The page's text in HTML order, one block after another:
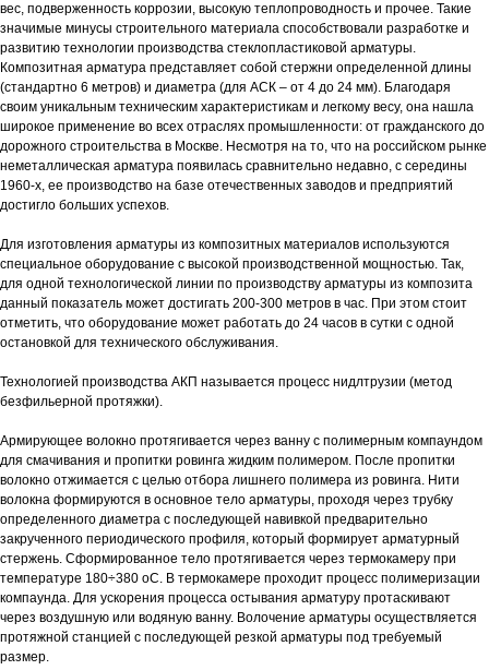
вес, подверженность коррозии, высокую теплопроводность и прочее. Такие
значимые минусы строительного материала способствовали разработке и
развитию технологии производства стеклопластиковой арматуры.
Композитная арматура представляет собой стержни определенной длины
(стандартно 6 метров) и диаметра (для АСК – от 4 до 24 мм). Благодаря
своим уникальным техническим характеристикам и легкому весу, она нашла
широкое применение во всех отраслях промышленности: от гражданского до
дорожного строительства в Москве. Несмотря на то, что на российском рынке
неметаллическая арматура появилась сравнительно недавно, с середины
1960-х, ее производство на базе отечественных заводов и предприятий
достигло больших успехов.
Для изготовления арматуры из композитных материалов используются
специальное оборудование с высокой производственной мощностью. Так,
для одной технологической линии по производству арматуры из композита
данный показатель может достигать 200-300 метров в час. При этом стоит
отметить, что оборудование может работать до 24 часов в сутки с одной
остановкой для технического обслуживания.
Технологией производства АКП называется процесс нидлтрузии (метод
безфильерной протяжки).
Армирующее волокно протягивается через ванну с полимерным компаундом
для смачивания и пропитки ровинга жидким полимером. После пропитки
волокно отжимается с целью отбора лишнего полимера из ровинга. Нити
волокна формируются в основное тело арматуры, проходя через трубку
определенного диаметра с последующей навивкой предварительно
закрученного периодического профиля, который формирует арматурный
стержень. Сформированное тело протягивается через термокамеру при
температуре 180÷380 оС. В термокамере проходит процесс полимеризации
компаунда. Для ускорения процесса остывания арматуру протаскивают
через воздушную или водяную ванну. Волочение арматуры осуществляется
протяжной станцией с последующей резкой арматуры под требуемый
размер.